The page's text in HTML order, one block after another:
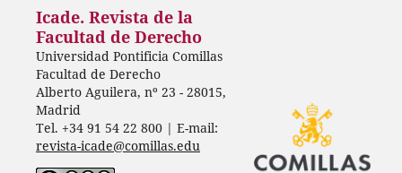
Icade. Revista de la
Facultad de Derecho
Universidad Pontificia Comillas
Facultad de Derecho
Alberto Aguilera, nº 23 - 28015,
Madrid
Tel. +34 91 54 22 800 | E-mail:
revista-icade@comillas.edu